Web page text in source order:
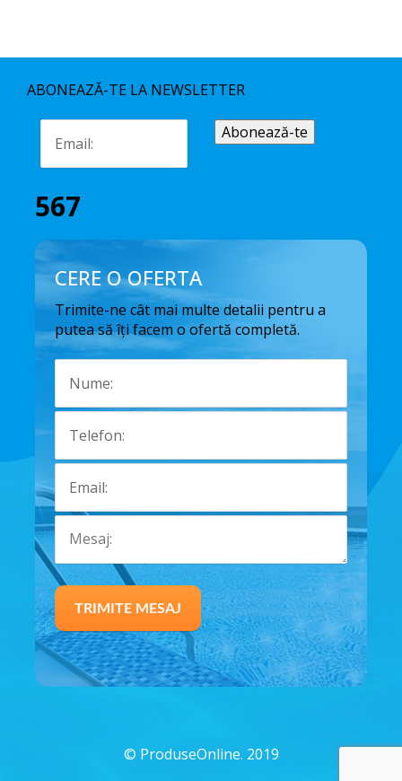
ABONEAZĂ-TE LA NEWSLETTER
567
CERE O OFERTA
Trimite-ne cât mai multe detalii pentru a
putea să îți facem o ofertă completă.
© ProduseOnline. 2019